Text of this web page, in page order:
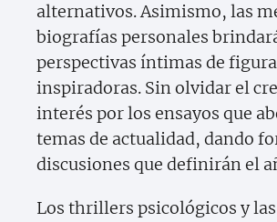
alternativos. Asimismo, las
biografías personales
perspectivas íntimas de
inspiradoras. Sin olvidar el
interés por los ensayos que
temas de actualidad, dando
discusiones que definirán el
Los thrillers psicológicos y